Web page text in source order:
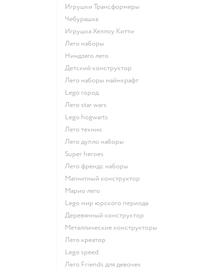
Игрушки Трансформеры
Чебурашка
Игрушка Хеллоу Китти
Лего наборы
Ниндзяго лего
Детский конструктор
Лего наборы майнкрафт
Lego город
Лего star wars
Lego hogwarts
Лего техник
Лего дупло наборы
Super heroes
Лего френдс наборы
Магнитный конструктор
Марио лего
Lego мир юрского периода
Деревянный конструктор
Металлические конструкторы
Лего креатор
Lego speed
Лего Friends для девочек